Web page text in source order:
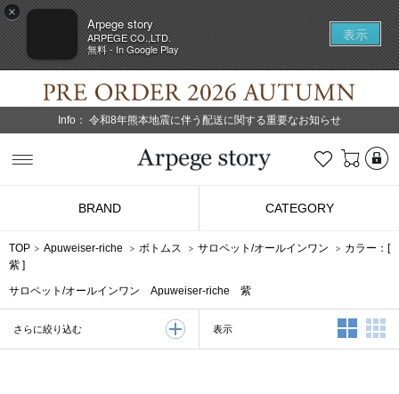
×
Arpege story
ARPEGE CO.,LTD.
無料 - In Google Play
表示
Info： 令和8年熊本地震に伴う配送に関する重要なお知らせ
お気に入り
BRAND CATEGORY
TOP Apuweiser-riche ボトムス サロペット/オールインワン
カラー：[
紫 ]
サロペット/オールインワン Apuweiser-riche 紫
さらに絞り込む 表示 2列表示